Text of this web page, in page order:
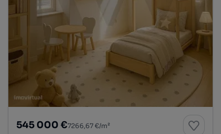
545 000 €7266,67 €/m²